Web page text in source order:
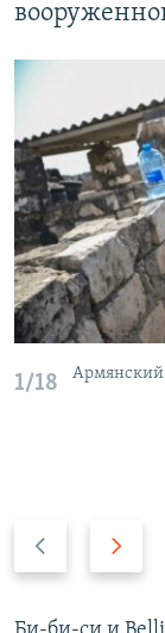
1/18 Армянский
д
д